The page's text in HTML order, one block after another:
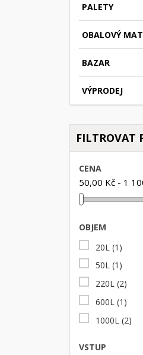
PALETY
OBALOVÝ
BAZAR
VÝPRODEJ
FILTROVAT
CENA
50,00 Kč - 1
OBJEM
20L (1)
50L (1)
220L (2)
600L (1)
1000L (2)
VSTUP